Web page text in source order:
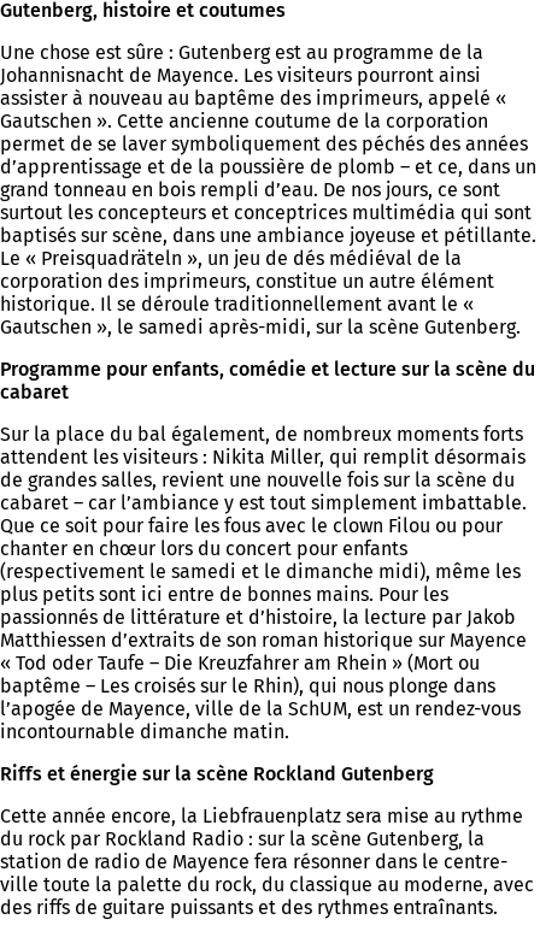
Gutenberg, histoire et coutumes
Une chose est sûre : Gutenberg est au programme de la
Johannisnacht de Mayence. Les visiteurs pourront ainsi
assister à nouveau au baptême des imprimeurs, appelé «
Gautschen ». Cette ancienne coutume de la corporation
permet de se laver symboliquement des péchés des années
d’apprentissage et de la poussière de plomb – et ce, dans un
grand tonneau en bois rempli d’eau. De nos jours, ce sont
surtout les concepteurs et conceptrices multimédia qui sont
baptisés sur scène, dans une ambiance joyeuse et pétillante.
Le « Preisquadräteln », un jeu de dés médiéval de la
corporation des imprimeurs, constitue un autre élément
historique. Il se déroule traditionnellement avant le «
Gautschen », le samedi après-midi, sur la scène Gutenberg.
Programme pour enfants, comédie et lecture sur la scène du
cabaret
Sur la place du bal également, de nombreux moments forts
attendent les visiteurs : Nikita Miller, qui remplit désormais
de grandes salles, revient une nouvelle fois sur la scène du
cabaret – car l’ambiance y est tout simplement imbattable.
Que ce soit pour faire les fous avec le clown Filou ou pour
chanter en chœur lors du concert pour enfants
(respectivement le samedi et le dimanche midi), même les
plus petits sont ici entre de bonnes mains. Pour les
passionnés de littérature et d’histoire, la lecture par Jakob
Matthiessen d’extraits de son roman historique sur Mayence
« Tod oder Taufe – Die Kreuzfahrer am Rhein » (Mort ou
baptême – Les croisés sur le Rhin), qui nous plonge dans
l’apogée de Mayence, ville de la SchUM, est un rendez-vous
incontournable dimanche matin.
Riffs et énergie sur la scène Rockland Gutenberg
Cette année encore, la Liebfrauenplatz sera mise au rythme
du rock par Rockland Radio : sur la scène Gutenberg, la
station de radio de Mayence fera résonner dans le centre-
ville toute la palette du rock, du classique au moderne, avec
des riffs de guitare puissants et des rythmes entraînants.